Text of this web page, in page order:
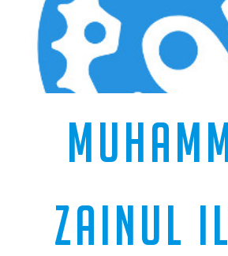
ZAINUL